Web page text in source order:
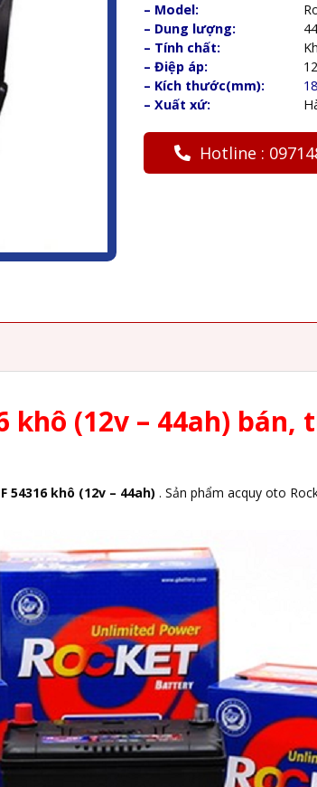
– Model:
– Dung lượng:
– Tính chất:
– Điệp áp:
– Kích thước(mm):
– Xuất xứ:
Hotline :
khô (12v – 44ah)
54316 khô (12v – 44ah) . Sản phẩm acquy oto